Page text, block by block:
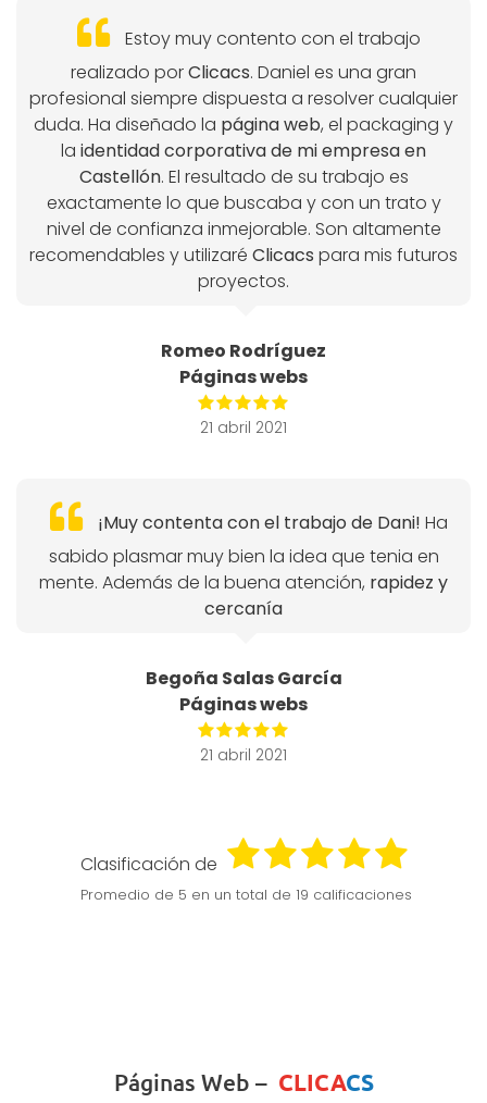
Estoy muy contento con el trabajo
realizado porClicacs. Daniel es una gran
profesional siempre dispuesta a resolver cualquier
duda. Ha diseñado la página web, el packaging y
la identidad corporativa de mi empresa en
Castellón. El resultado de su trabajo es
exactamente lo que buscaba y con un trato y
nivel de confianza inmejorable. Son altamente
recomendables y utilizaré Clicacs para mis futuros
proyectos.
Romeo Rodríguez
Páginas webs
21 abril 2021
¡Muy contenta con el trabajo de Dani! Ha
sabido plasmar muy bien la idea que tenia en
mente. Además de la buena atención, rapidez y
cercanía
Begoña Salas García
Páginas webs
21 abril 2021
Clasificación de
Promedio de 5 en un total de 19 calificaciones
Páginas Web – CLICACS